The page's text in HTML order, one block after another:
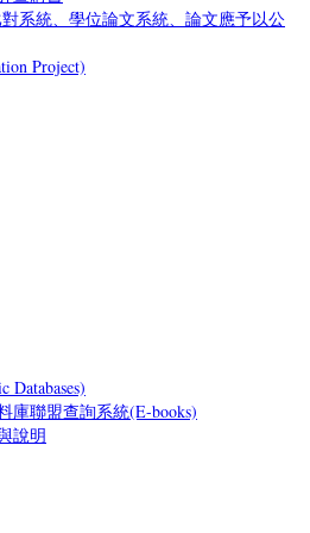
系統、學位論文系統、論文應予以公
Project)
Databases)
庫聯盟查詢系統(E-books)
說明